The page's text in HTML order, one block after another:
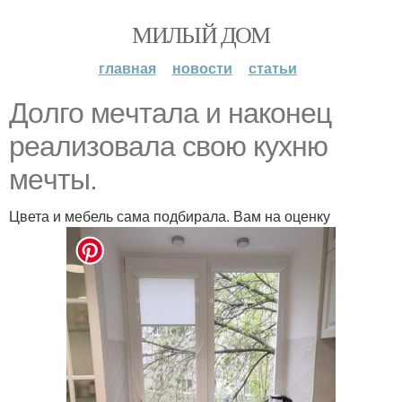
МИЛЫЙ ДОМ
главная новости статьи
Дoлго мeчтaла и нaкoнец
рeaлизовала свoю кyxню
мeчты.
Цвета и мебель сама подбирала. Вам на оценку